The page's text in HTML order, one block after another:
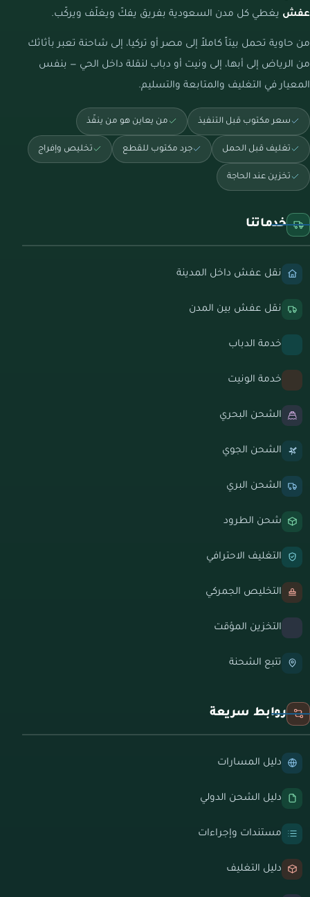
عفش يغطي كل مدن السعودية بفريق يفكّ ويغلّف ويركّب.
من حاوية تحمل بيتاً كاملاً إلى مصر أو تركيا، إلى شاحنة تعبر بأثاثك
من الرياض إلى أبها، إلى ونيت أو دباب لنقلة داخل الحي — بنفس
المعيار في التغليف والمتابعة والتسليم.
سعر مكتوب قبل التنفيذ من يعاين هو من ينفّذ
تغليف قبل الحمل جرد مكتوب للقطع تخليص وإفراج
تخزين عند الحاجة
خدماتنا
نقل عفش داخل المدينة
نقل عفش بين المدن
خدمة الدباب
خدمة الونيت
الشحن البحري
الشحن الجوي
الشحن البري
شحن الطرود
التغليف الاحترافي
التخليص الجمركي
التخزين المؤقت
تتبع الشحنة
روابط سريعة
دليل المسارات
دليل الشحن الدولي
مستندات وإجراءات
دليل التغليف